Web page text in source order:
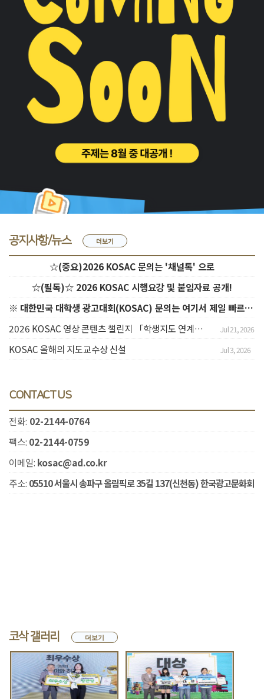
공지사항/뉴스 더보기
☆(중요)2026 KOSAC 문의는 '채널톡' 으로
☆(필독)☆ 2026 KOSAC 시행요강 및 붙임자료 공개!
※ 대한민국 대학생 광고대회(KOSAC) 문의는 여기서 제일 빠르게 해준다는데? ※
2026 KOSAC 영상 콘텐츠 챌린지 「학생지도 연계」신청 안내
Jul 21, 2026
KOSAC 올해의 지도교수상 신설 Jul 3, 2026
CONTACT US
전화: 02-2144-0764
팩스: 02-2144-0759
이메일: kosac@ad.co.kr
주소: 05510 서울시 송파구 올림픽로 35길 137(신천동) 한국광고문화회
코삭 갤러리 더보기